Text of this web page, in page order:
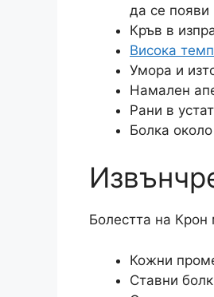
да се появи
Кръв в
Висока
Умора и
Намален
Рани в
Болка
Болестта на
Кожни
Ставни